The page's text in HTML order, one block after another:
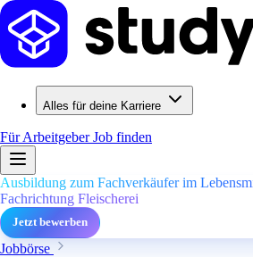
Alles für deine Karriere
Für ArbeitgeberJob finden
Ausbildung zum Fachverkäufer im
Fachrichtung Fleischerei
Jetzt bewerben
Jobbörse